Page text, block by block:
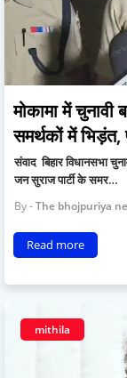
मोकामा में
समर्थकों में भिड़ंत,
संवाद बिहार विधानसभा
जन सुराज पार्टी के समर…
The bhojpuriya
Read more
mithila